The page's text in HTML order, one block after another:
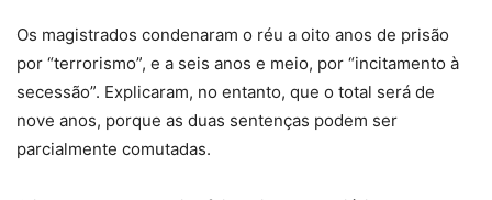
Os magistrados condenaram o réu a oito anos de prisão
por “terrorismo”, e a seis anos e meio, por “incitamento à
secessão”. Explicaram, no entanto, que o total será de
nove anos, porque as duas sentenças podem ser
parcialmente comutadas.